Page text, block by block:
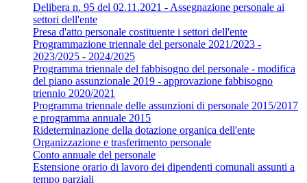
Delibera n. 95 del 02.11.2021 - Assegnazione personale ai
settori dell'ente
Presa d'atto personale costituente i settori dell'ente
Programmazione triennale del personale 2021/2023 -
2023/2025 - 2024/2025
Programma triennale del fabbisogno del personale - modifica
del piano assunzionale 2019 - approvazione fabbisogno
triennio 2020/2021
Programma triennale delle assunzioni di personale 2015/2017
e programma annuale 2015
Rideterminazione della dotazione organica dell'ente
Organizzazione e trasferimento personale
Conto annuale del personale
Estensione orario di lavoro dei dipendenti comunali assunti a
tempo parziali